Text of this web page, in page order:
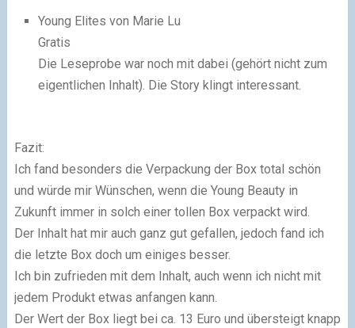
Young Elites von Marie Lu
Gratis
Die Leseprobe war noch mit dabei (gehört nicht zum
eigentlichen Inhalt). Die Story klingt interessant.
Fazit:
Ich fand besonders die Verpackung der Box total schön
und würde mir Wünschen, wenn die Young Beauty in
Zukunft immer in solch einer tollen Box verpackt wird.
Der Inhalt hat mir auch ganz gut gefallen, jedoch fand ich
die letzte Box doch um einiges besser.
Ich bin zufrieden mit dem Inhalt, auch wenn ich nicht mit
jedem Produkt etwas anfangen kann.
Der Wert der Box liegt bei ca. 13 Euro und übersteigt knapp